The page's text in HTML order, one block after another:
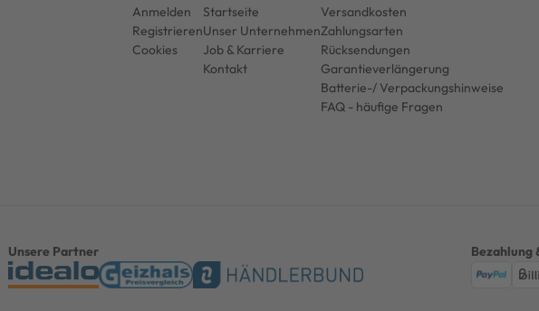
Anmelden
Registrieren
Cookies
Startseite
Unser Unternehmen
Job & Karriere
Kontakt
Versandkosten
Zahlungsarten
Rücksendungen
Garantieverlängerung
Batterie-/ Verpackungshinweise
FAQ - häufige Fragen
Unsere Partner Bezahlung